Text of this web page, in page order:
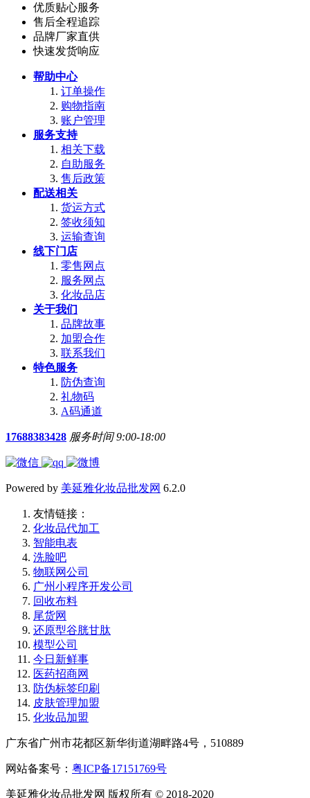
优质贴心服务
售后全程追踪
品牌厂家直供
快速发货响应
帮助中心
订单操作
购物指南
账户管理
服务支持
相关下载
自助服务
售后政策
配送相关
货运方式
签收须知
运输查询
线下门店
零售网点
服务网点
化妆品店
关于我们
品牌故事
加盟合作
联系我们
特色服务
防伪查询
礼物码
A码通道
17688383428 服务时间 9:00-18:00
Powered by 美延雅化妆品批发网 6.2.0
友情链接：
化妆品代加工
智能电表
洗脸吧
物联网公司
广州小程序开发公司
回收布料
尾货网
还原型谷胱甘肽
模型公司
今日新鲜事
医药招商网
防伪标签印刷
皮肤管理加盟
化妆品加盟
广东省广州市花都区新华街道湖畔路4号，510889
网站备案号： 粤ICP备17151769号
美延雅化妆品批发网 版权所有 © 2018-2020